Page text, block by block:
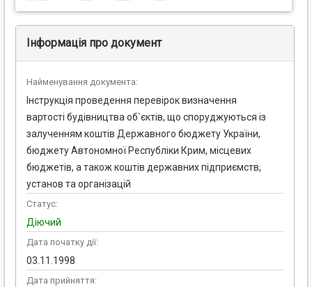
Інформація про документ
Найменування документа:
Інструкція проведення перевірок визначення
вартості будівництва об`єктів, що споруджуються із
залученням коштів Державного бюджету України,
бюджету Автономної Республіки Крим, місцевих
бюджетів, а також коштів державних підприємств,
установ та організацій
Статус:
Діючий
Дата початку дії:
03.11.1998
Дата прийняття: